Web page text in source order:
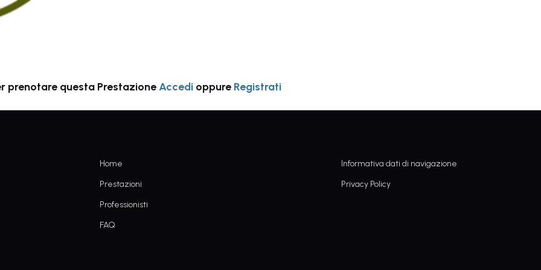
prenotare questa Prestazione Accedioppure Registrati
Home
Prestazioni
Professionisti
FAQ
Informativa dati di navigazione
Privacy Policy